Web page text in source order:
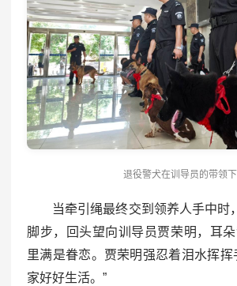
退役警犬在训导员的带领
当牵引绳最终交到领养人手中时
脚步，回头望向训导员贾荣明，耳
里满是眷恋。贾荣明强忍着泪水挥挥
家好好生活。”